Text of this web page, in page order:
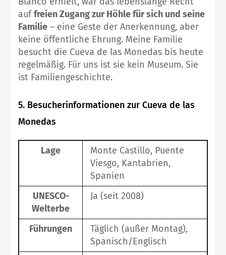
auffreien Zugang zur Höhle für sich und seine
Familie – eine Geste der Anerkennung, aber
keine öffentliche Ehrung. Meine Familie
besucht die Cueva de las Monedas bis heute
regelmäßig. Für uns ist sie kein Museum. Sie
ist Familiengeschichte.
5. Besucherinformationen zur Cueva de las
Monedas
Lage
Monte Castillo, Puente
Viesgo, Kantabrien,
Spanien
UNESCO-
Welterbe
Ja (seit 2008)
Führungen
Täglich (außer Montag),
Spanisch/Englisch